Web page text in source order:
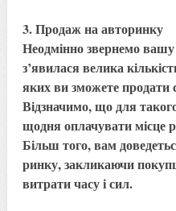
3. Продаж на авторинку
Неодмінно звернемо
з’явилася велика
яких ви зможете продати
Відзначимо, що для
щодня оплачувати місце
Більш того, вам
ринку, закликаючи
витрати часу і сил.